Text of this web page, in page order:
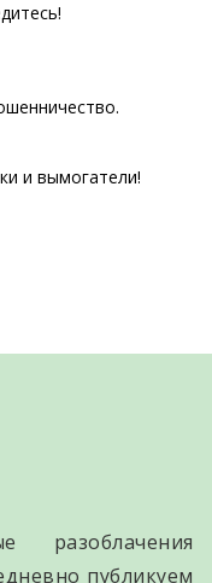
и вымогатели!
разоблачения
публикуем